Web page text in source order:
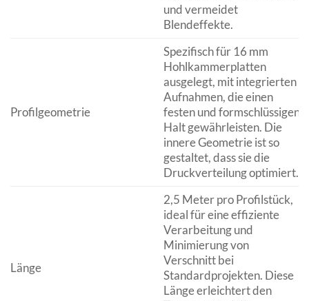
und vermeidet
Blendeffekte.
Profilgeometrie
Spezifisch für 16 mm
Hohlkammerplatten
ausgelegt, mit integrierten
Aufnahmen, die einen
festen und formschlüssigen
Halt gewährleisten. Die
innere Geometrie ist so
gestaltet, dass sie die
Druckverteilung optimiert.
Länge
2,5 Meter pro Profilstück,
ideal für eine effiziente
Verarbeitung und
Minimierung von
Verschnitt bei
Standardprojekten. Diese
Länge erleichtert den